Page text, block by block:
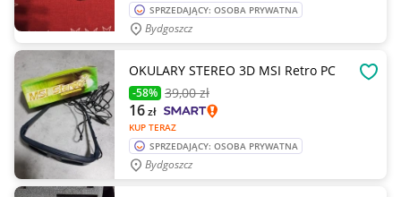
SPRZEDAJĄCY: OSOBA PRYWATNA
Bydgoszcz
OKULARY STEREO 3D MSI Retro PC
-58% 39,00 zł
KUP TERAZ
16zł
SPRZEDAJĄCY: OSOBA PRYWATNA
Bydgoszcz